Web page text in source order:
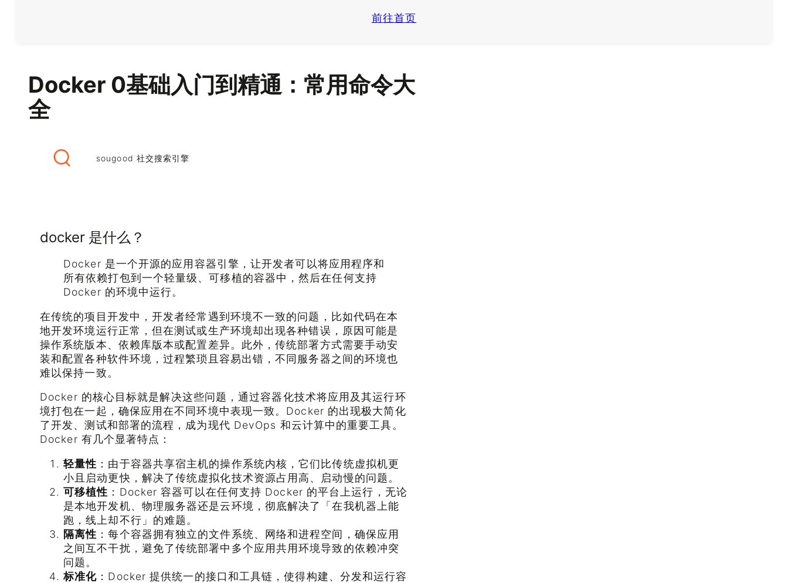
前往首页
Docker 0基础入门到精通：常用命令大
全
sougood 社交搜索引擎
docker 是什么？
Docker 是一个开源的应用容器引擎，让开发者可以将应用程序和
所有依赖打包到一个轻量级、可移植的容器中，然后在任何支持
Docker 的环境中运行。
在传统的项目开发中，开发者经常遇到环境不一致的问题，比如代码在本
地开发环境运行正常，但在测试或生产环境却出现各种错误，原因可能是
操作系统版本、依赖库版本或配置差异。此外，传统部署方式需要手动安
装和配置各种软件环境，过程繁琐且容易出错，不同服务器之间的环境也
难以保持一致。
Docker 的核心目标就是解决这些问题，通过容器化技术将应用及其运行环
境打包在一起，确保应用在不同环境中表现一致。Docker 的出现极大简化
了开发、测试和部署的流程，成为现代 DevOps 和云计算中的重要工具。
Docker 有几个显著特点：
轻量性 ：由于容器共享宿主机的操作系统内核，它们比传统虚拟机更
小且启动更快，解决了传统虚拟化技术资源占用高、启动慢的问题。
可移植性 ：Docker 容器可以在任何支持 Docker 的平台上运行，无论
是本地开发机、物理服务器还是云环境，彻底解决了「在我机器上能
跑，线上却不行」的难题。
隔离性 ：每个容器拥有独立的文件系统、网络和进程空间，确保应用
之间互不干扰，避免了传统部署中多个应用共用环境导致的依赖冲突
问题。
标准化 ：Docker 提供统一的接口和工具链，使得构建、分发和运行容